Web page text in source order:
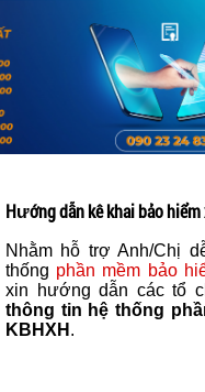
Hướng dẫn kê khai bảo
Nhằm hỗ trợ Anh/Chị
thống phần mềm bảo
xin hướng dẫn các tổ
thông tin hệ thống
KBHXH .